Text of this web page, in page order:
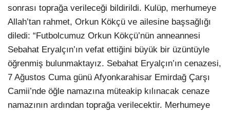
sonrası toprağa verileceği bildirildi. Kulüp, merhumeye
Allah’tan rahmet, Orkun Kökçü ve ailesine başsağlığı
diledi: “Futbolcumuz Orkun Kökçü’nün anneannesi
Sebahat Eryalçın’ın vefat ettiğini büyük bir üzüntüyle
öğrenmiş bulunmaktayız. Sebahat Eryalçın’ın cenazesi,
7 Ağustos Cuma günü Afyonkarahisar Emirdağ Çarşı
Camii’nde öğle namazına müteakip kılınacak cenaze
namazının ardından toprağa verilecektir. Merhumeye